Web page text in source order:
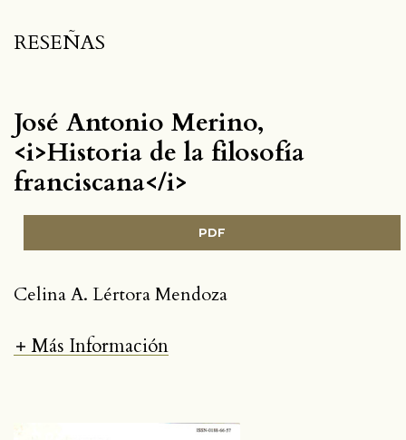
RESEÑAS
José Antonio Merino,
<i>Historia de la filosofía
franciscana</i>
PDF
Celina A. Lértora Mendoza
Más Información